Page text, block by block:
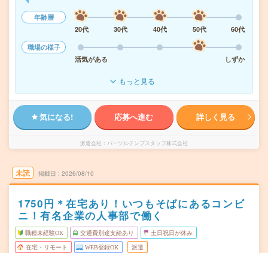
年齢層
20代
30代 40代 50代
60代
職場の様子
活気がある
しずか
もっと見る
気になる! 応募へ進む 詳しく見る
派遣会社 パーソルテンプスタッフ株式会社
未読 掲載日 2026/08/10
1750円＊在宅あり！いつもそばにあるコンビ
ニ！有名企業の人事部で働く
職種未経験OK 交通費別途支給あり 土日祝日が休み
在宅・リモート WEB登録OK 派遣